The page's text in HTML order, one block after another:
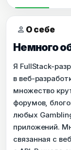
person О себе
Немного
Я FullStack-
в веб-
множество
форумов,
любых
приложений.
связанная с